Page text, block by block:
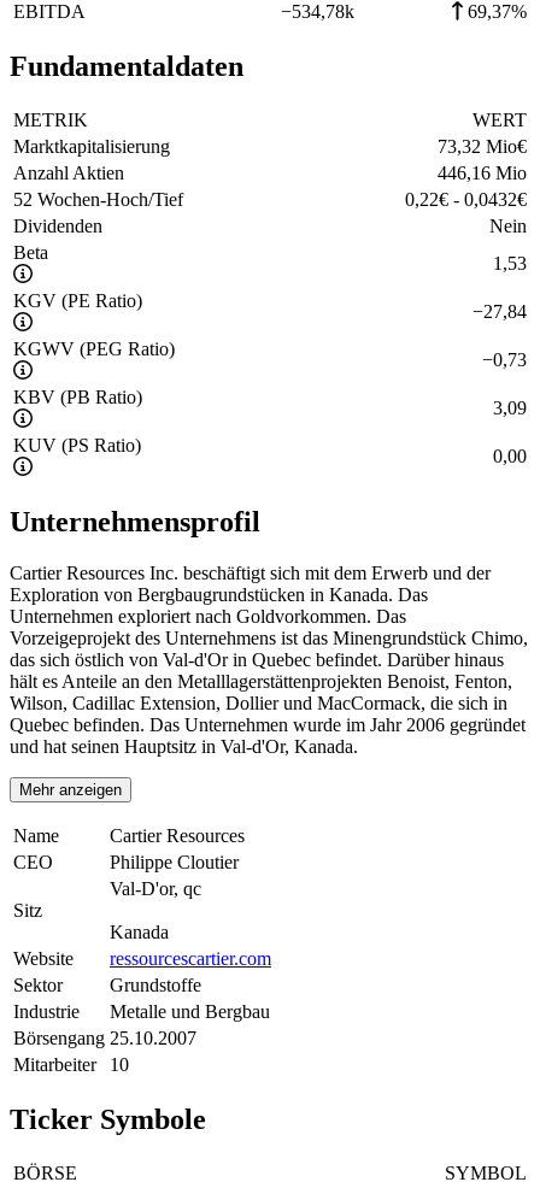
EBITDA
−534,78k 69,37%
Fundamentaldaten
METRIK
WERT
Marktkapitalisierung
73,32 Mio€
Anzahl Aktien
446,16 Mio
52 Wochen-Hoch/Tief
0,22€ - 0,0432€
Dividenden
Nein
Beta
1,53
KGV (PE Ratio)
−27,84
KGWV (PEG Ratio)
−0,73
KBV (PB Ratio)
3,09
KUV (PS Ratio)
0,00
Unternehmensprofil
Cartier Resources Inc. beschäftigt sich mit dem Erwerb und der
Exploration von Bergbaugrundstücken in Kanada. Das
Unternehmen exploriert nach Goldvorkommen. Das
Vorzeigeprojekt des Unternehmens ist das Minengrundstück Chimo,
das sich östlich von Val-d'Or in Quebec befindet. Darüber hinaus
hält es Anteile an den Metalllagerstättenprojekten Benoist, Fenton,
Wilson, Cadillac Extension, Dollier und MacCormack, die sich in
Quebec befinden. Das Unternehmen wurde im Jahr 2006 gegründet
und hat seinen Hauptsitz in Val-d'Or, Kanada.
Mehr anzeigen
Name
Cartier Resources
CEO
Philippe Cloutier
Sitz
Val-D'or, qc
Kanada
Website
ressourcescartier.com
Sektor
Grundstoffe
Industrie
Metalle und Bergbau
Börsengang 25.10.2007
Mitarbeiter
10
Ticker Symbole
BÖRSE SYMBOL